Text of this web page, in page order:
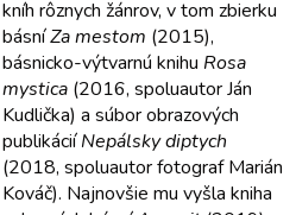
kníh rôznych žánrov, v tom zbierku
básníZa mestom (2015),
básnicko-výtvarnú knihu Rosa
mystica(2016, spoluautor Ján
Kudlička) a súbor obrazových
publikáciíNepálsky diptych
(2018, spoluautor fotograf Marián
Kováč). Najnovšie mu vyšla kniha